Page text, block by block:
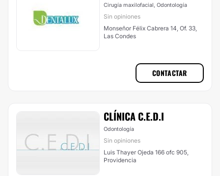
Cirugía maxilofacial, Odontología
Sin opiniones
Monseñor Félix Cabrera 14, Of. 33,
Las Condes
CONTACTAR
CLÍNICA C.E.D.I
Odontología
Sin opiniones
Luis Thayer Ojeda 166 ofc 905,
Providencia